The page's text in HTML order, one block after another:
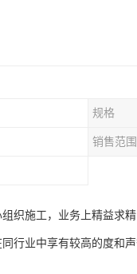
规格
销售范围
织施工，业务上精益求
行业中享有较高的度和